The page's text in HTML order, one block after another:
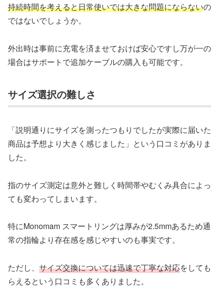
持続時間を考えると日常使いでは大きな問題にならないの
ではないでしょうか。
外出時は事前に充電を済ませておけば安心ですし万が一の
場合はサポートで追加ケーブルの購入も可能です。
サイズ選択の難しさ
「説明通りにサイズを測ったつもりでしたが実際に届いた
商品は予想より大きく感じました」という口コミがありま
した。
指のサイズ測定は意外と難しく時間帯やむくみ具合によっ
ても変わってしまいます。
特にMonomam スマートリングは厚みが2.5mmあるため通
常の指輪より存在感を感じやすいのも事実です。
ただし、 サイズ交換については迅速で丁寧な対応をしても
らえるという口コミも多くありました。